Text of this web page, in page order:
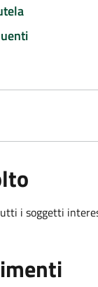
i soggetti